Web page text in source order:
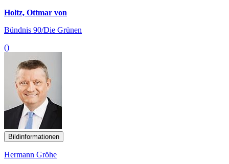
Holtz, Ottmar von
Bündnis 90/Die Grünen
()
Bildinformationen
Hermann Gröhe